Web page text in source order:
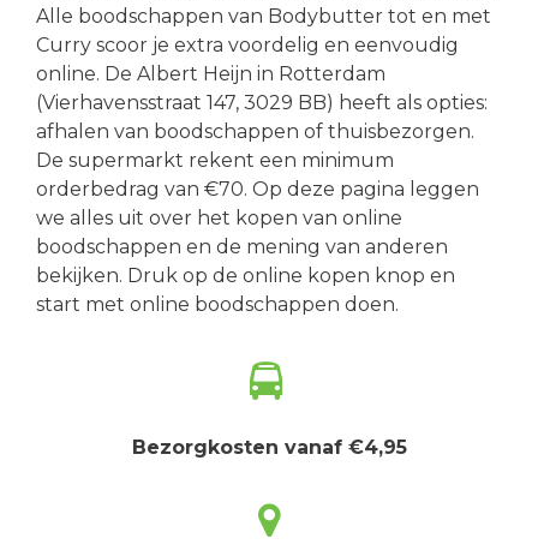
Alle boodschappen van Bodybutter tot en met
Curry scoor je extra voordelig en eenvoudig
online. De Albert Heijn in Rotterdam
(Vierhavensstraat 147, 3029 BB) heeft als opties:
afhalen van boodschappen of thuisbezorgen.
De supermarkt rekent een minimum
orderbedrag van €70. Op deze pagina leggen
we alles uit over het kopen van online
boodschappen en de mening van anderen
bekijken. Druk op de online kopen knop en
start met online boodschappen doen.
Bezorgkosten vanaf €4,95